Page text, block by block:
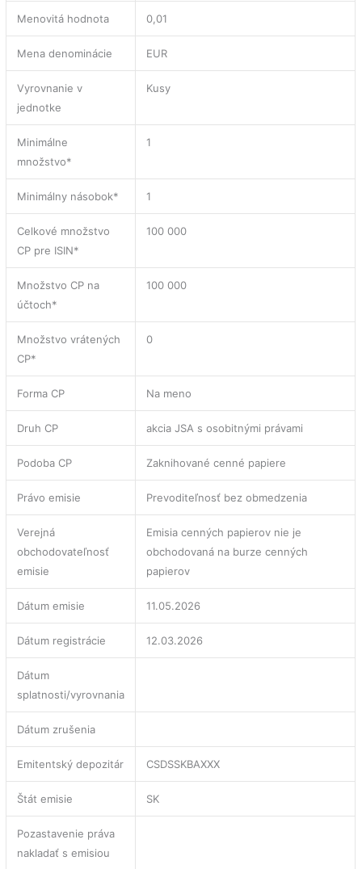
Menovitá hodnota 0,01
Mena denominácie EUR
Vyrovnanie v
jednotke
Kusy
Minimálne
množstvo*
1
Minimálny násobok* 1
Celkové množstvo
CP pre ISIN*
100 000
Množstvo CP na
účtoch*
100 000
Množstvo vrátených
CP*
0
Forma CP Na meno
Druh CP akcia JSA s osobitnými právami
Podoba CP Zaknihované cenné papiere
Právo emisie Prevoditeľnosť bez obmedzenia
Verejná
obchodovateľnosť
emisie
Emisia cenných papierov nie je
obchodovaná na burze cenných
papierov
Dátum emisie 11.05.2026
Dátum registrácie 12.03.2026
Dátum
splatnosti/vyrovnania
Dátum zrušenia
Emitentský depozitár CSDSSKBAXXX
Štát emisie SK
Pozastavenie práva
nakladať s emisiou